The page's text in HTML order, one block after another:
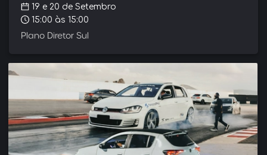
19 e 20 de Setembro
15:00 às 15:00
Plano Diretor Sul